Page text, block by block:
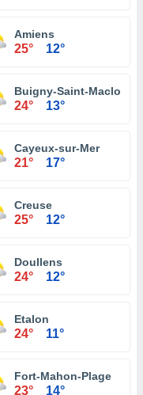
Amiens
25° 12°
Buigny-Saint-Maclou
24° 13°
Cayeux-sur-Mer
21° 17°
Creuse
25° 12°
Doullens
24° 12°
Etalon
24° 11°
Fort-Mahon-Plage
23° 14°